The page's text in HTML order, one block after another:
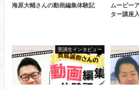
海原大輔さんの動画編集体験記
ムービー
ター講座
受講生インタビュー